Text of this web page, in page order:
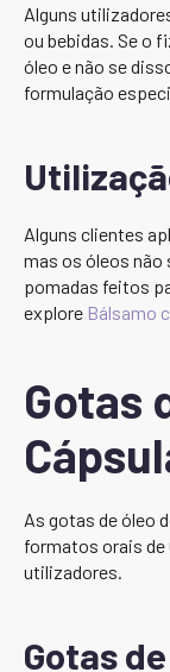
Alguns
ou bebidas. Se o
óleo e não se
formulação
Alguns clientes
mas os óleos não
pomadas feitos
explore Bálsamo
Gotas
As gotas de óleo
formatos orais de
utilizadores.
Gotas